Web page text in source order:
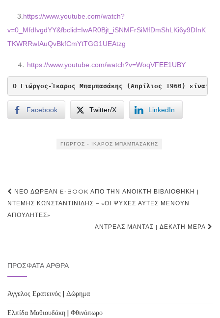
3. https://www.youtube.com/watch?
v=0_MfdIvgdYY&fbclid=IwAR0Bjt_iSNMFrSiMfDmShLKi6y9DInK
TKWRRwIAuQvBkfCmYtTGG1UEAtzg
https://www.youtube.com/watch?v=WoqVFEE1UBY
Ο Γιώργος-Ίκαρος Μπαμπασάκης (Απρίλιος 1960) είναι
Facebook Twitter/X LinkedIn
ΓΙΏΡΓΟΣ - ΊΚΑΡΟΣ ΜΠΑΜΠΑΣΆΚΗΣ
Post
navigation
ΝΈΟ ΔΩΡΕΆΝ E-BOOK ΑΠΌ ΤΗΝ ΑΝΟΙΚΤΉ ΒΙΒΛΙΟΘΉΚΗ |
ΝΤΈΜΗΣ ΚΩΝΣΤΑΝΤΙΝΊΔΗΣ – «ΟΙ ΨΥΧΈΣ ΑΥΤΈΣ ΜΈΝΟΥΝ
ΑΠΟΎΛΗΤΕΣ»
ΑΝΤΡΈΑΣ ΜΑΝΤΆΣ | ΔΈΚΑΤΗ ΜΈΡΑ
ΠΡΌΣΦΑΤΑ ΆΡΘΡΑ
Άγγελος Ερατεινός | Δώρημα
Ελπίδα Μαθιουδάκη | Φθινόπωρο